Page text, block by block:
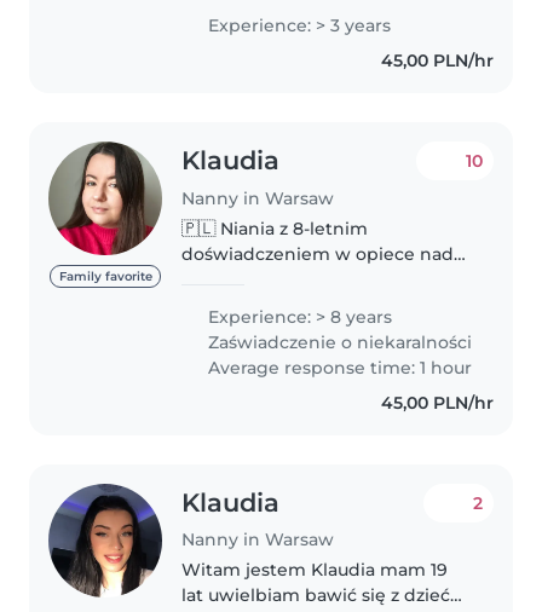
Ищу работу на 2-4 раза в
неделю, предлагаю себя в роли
няни для Ваших деток/
Experience: > 3 years
45,00 PLN/hr
Family favorite
Klaudia
Nanny in Warsaw
10
🇵🇱 Niania z 8-letnim
doświadczeniem w opiece nad
Londynie, obecnie dostępna w
Warszawie. Posiadam dyplom
Maternity Nurse Level..
Experience: > 8 years
Zaświadczenie o niekaralności
Average response time: 1 hour
45,00 PLN/hr
Klaudia
Nanny in Warsaw
2
Witam jestem Klaudia mam 19
lat uwielbiam bawić się z dziećmi